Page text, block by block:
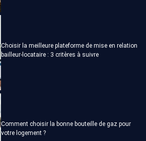
Choisir la meilleure plateforme de mise en relation
bailleur-locataire : 3 critères à suivre
Comment choisir la bonne bouteille de gaz pour
votre logement ?